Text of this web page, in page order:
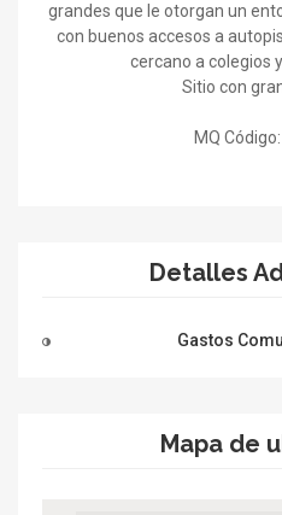
grandes que le otorgan un
con buenos accesos a
cercano a colegios
Sitio con
MQ
Detalles
Gastos
Mapa de